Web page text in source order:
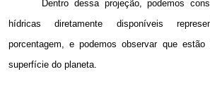
Dentro dessa projeção, podemos
hídricas diretamente disponíveis
porcentagem, e podemos observar que
superfície do planeta.